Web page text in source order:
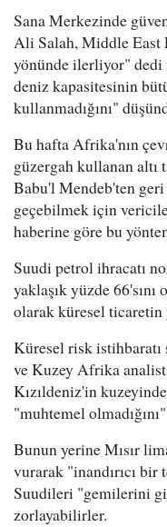
Sana Merkezinde
Ali Salah, Middle East
yönünde ilerliyor" dedi
deniz kapasitesinin
kullanmadığını"
Bu hafta Afrika'nın
güzergah kullanan
Babu'l Mendeb'ten geri
geçebilmek için
haberine göre bu
Suudi petrol ihracatı
yaklaşık yüzde
olarak küresel ticaretin
Küresel risk
ve Kuzey Afrika
Kızıldeniz'in
"muhtemel
Bunun yerine Mısır
vurarak "inandırıcı
Suudileri "gemilerini
zorlayabilirler.